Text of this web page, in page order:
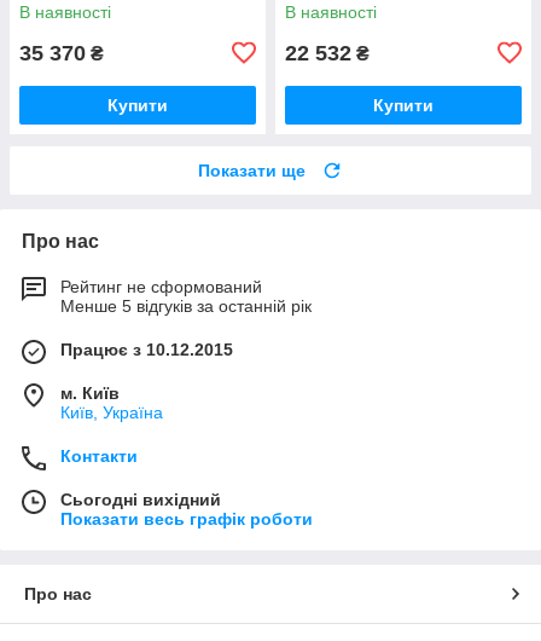
В наявності
35 370 ₴
Купити
В наявності
22 532 ₴
Купити
Показати ще
Про нас
Рейтинг не сформований
Менше 5 відгуків за останній рік
Працює з 10.12.2015
м. Київ
Київ, Україна
Контакти
Сьогодні вихідний
Показати весь графік роботи
Про нас